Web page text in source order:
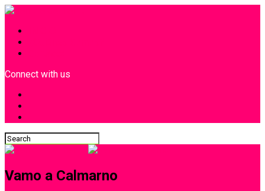
Connect with us
Vamo a Calmarno